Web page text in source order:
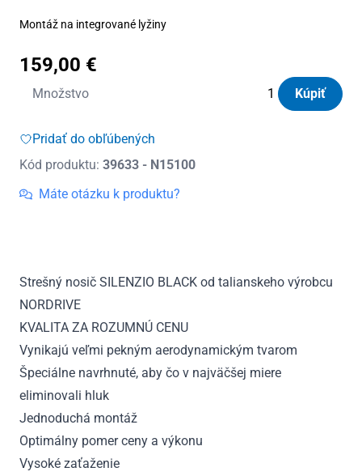
Montáž na integrované lyžiny
159,00 €
Množstvo
množstvo
Silenzio
Strešný
nosič
r.v.
2009
-
2017
Kúpiť
Pridať do obľúbených
Kód produktu: 39633 - N15100
Máte otázku k produktu?
Strešný nosič SILENZIO BLACK od talianskeho výrobcu
NORDRIVE
KVALITA ZA ROZUMNÚ CENU
Vynikajú veľmi pekným aerodynamickým tvarom
Špeciálne navrhnuté, aby čo v najväčšej miere
eliminovali hluk
Jednoduchá montáž
Optimálny pomer ceny a výkonu
Vysoké zaťaženie